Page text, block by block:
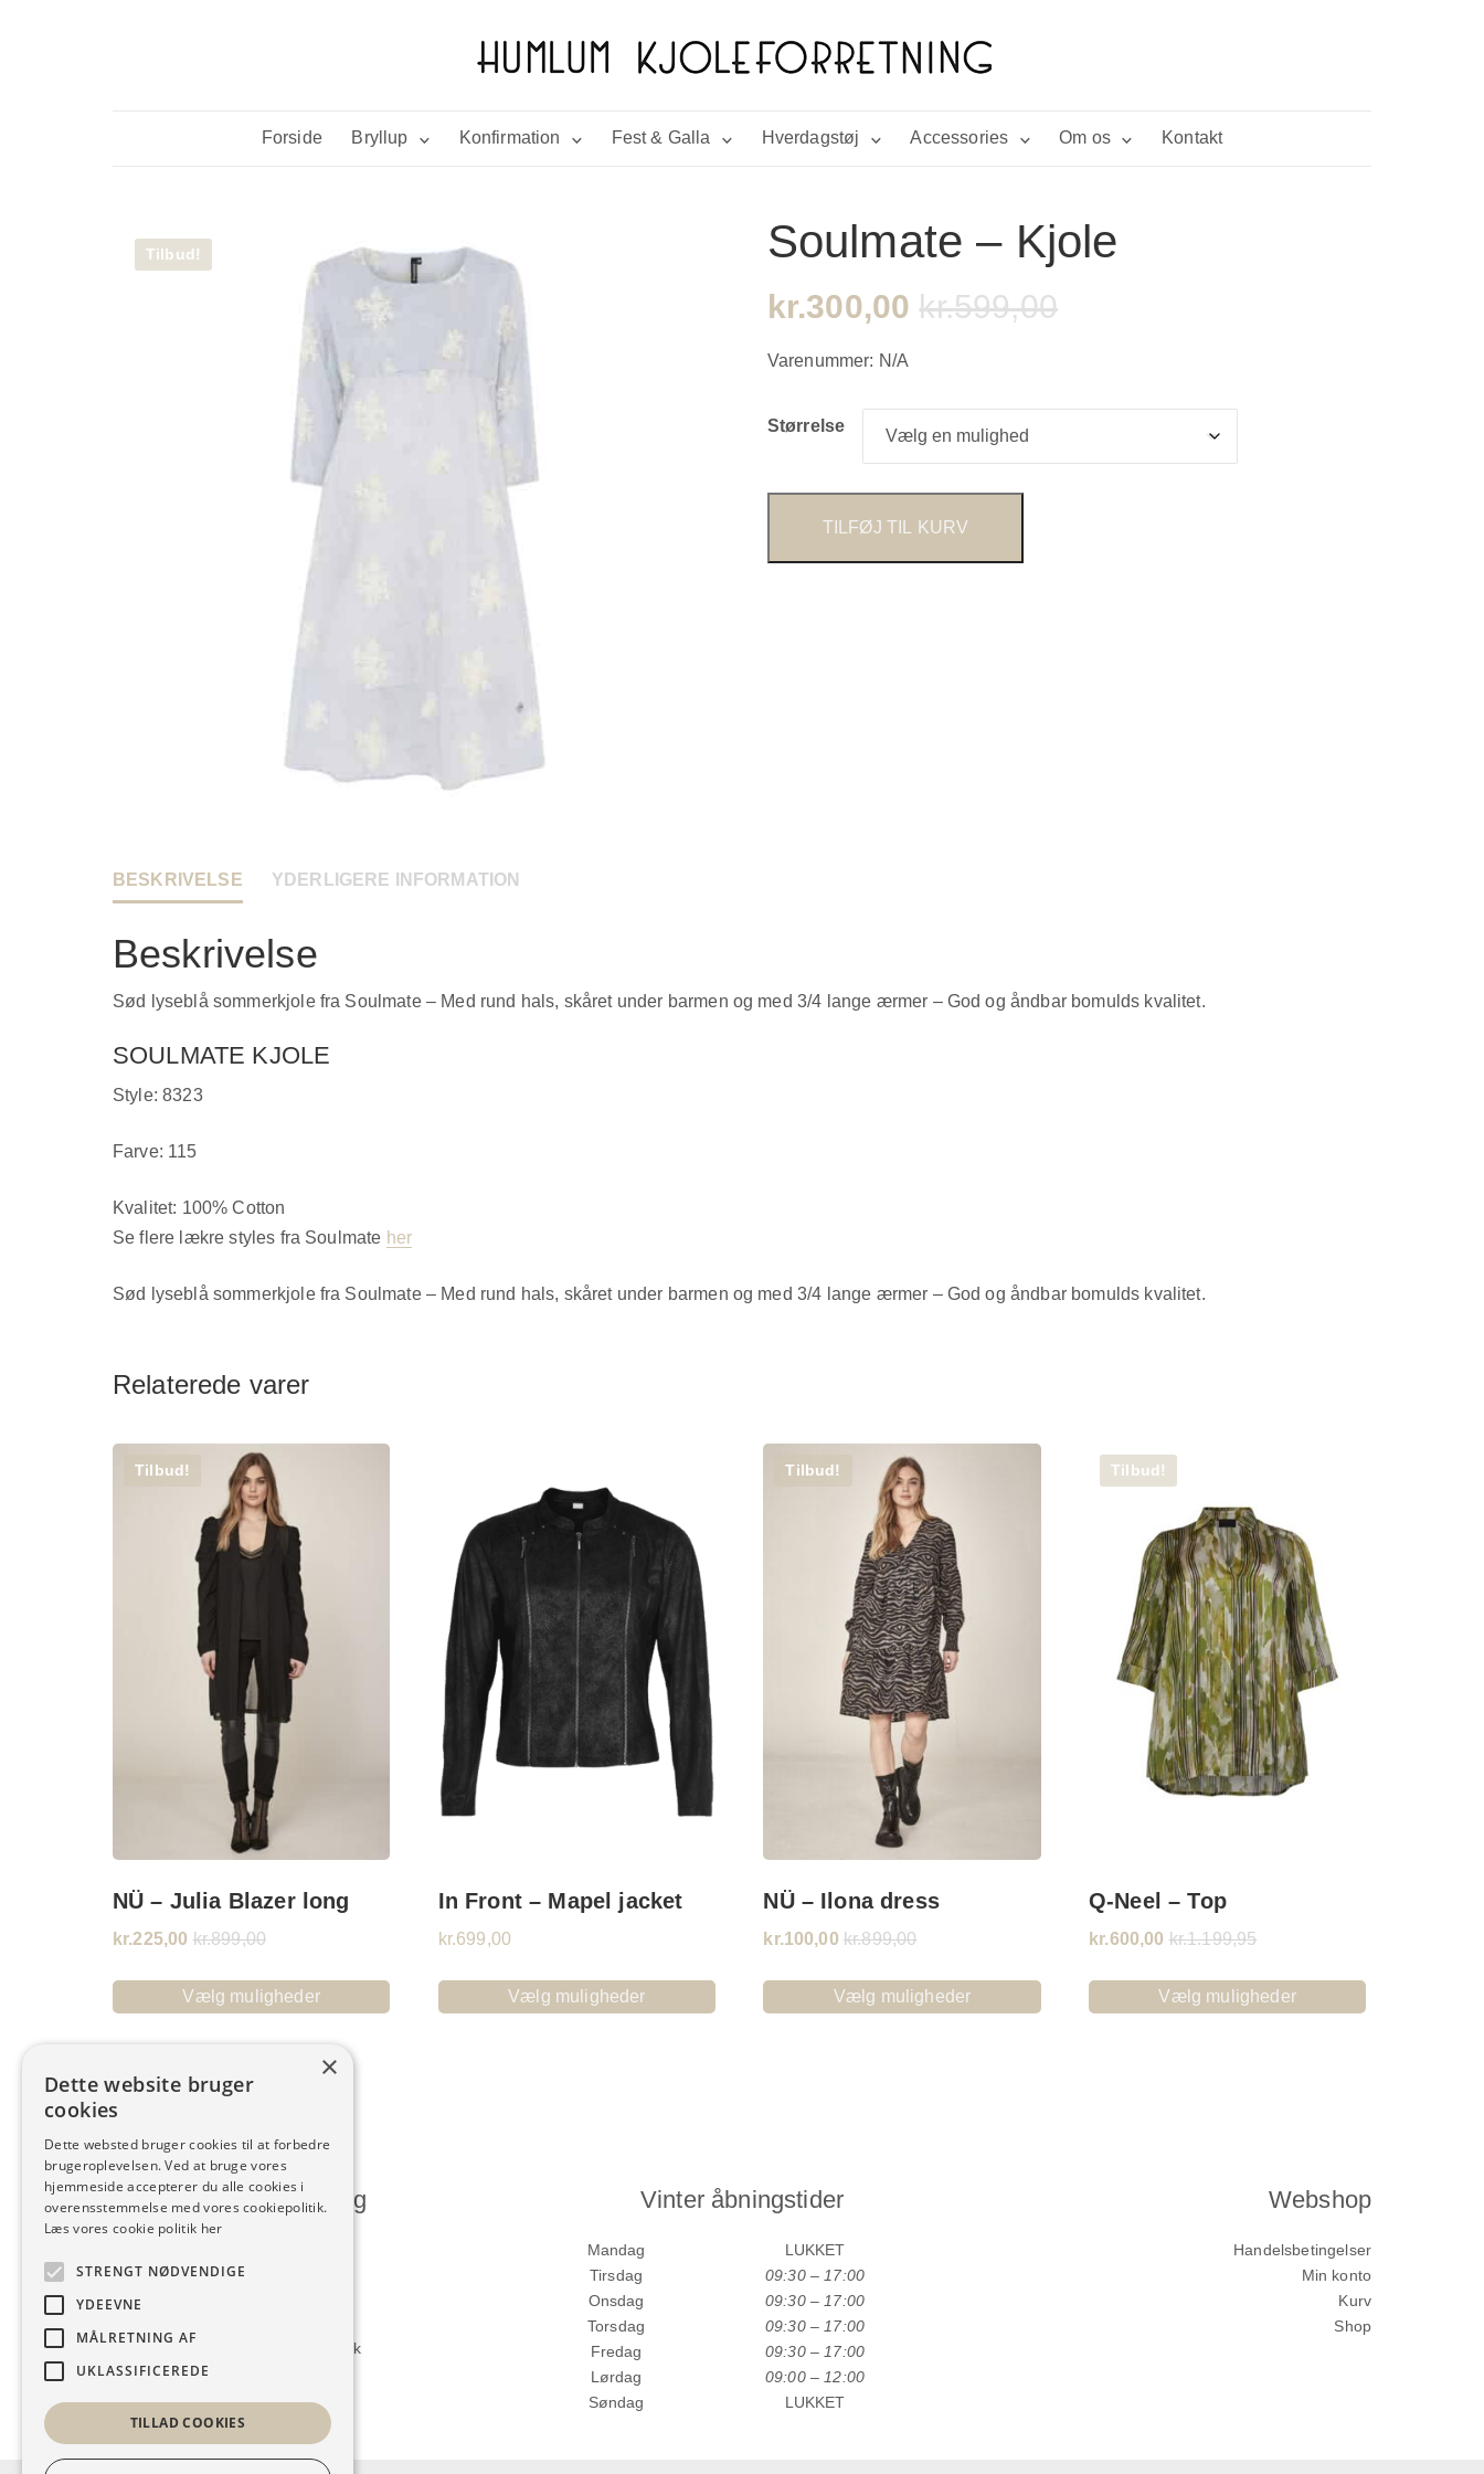
Forside Bryllup Konfirmation Fest & Galla Hverdagstøj Accessories Om os Kontakt
Tilbud! Soulmate – Kjole
kr.300,00 kr.599,00
Varenummer: N/A
Størrelse
TILFØJ TIL KURV
BESKRIVELSE YDERLIGERE INFORMATION
Beskrivelse
Sød lyseblå sommerkjole fra Soulmate – Med rund hals, skåret under barmen og med 3/4 lange ærmer – God og åndbar bomulds kvalitet.
SOULMATE KJOLE
Style: 8323
Farve: 115
Kvalitet: 100% Cotton
Se flere lækre styles fra Soulmate her
Sød lyseblå sommerkjole fra Soulmate – Med rund hals, skåret under barmen og med 3/4 lange ærmer – God og åndbar bomulds kvalitet.
Relaterede varer
Tilbud!
NÜ – Julia Blazer long
kr.225,00 kr.899,00
Vælg muligheder
In Front – Mapel jacket
kr.699,00
Vælg muligheder
Tilbud!
NÜ – Ilona dress
kr.100,00 kr.899,00
Vælg muligheder
Tilbud!
Q-Neel – Top
kr.600,00 kr.1.199,95
Vælg muligheder
Humlum Kjoleforretning
7600 Struer
kontakt@humlumkjoleforretning.dk
Vinter åbningstider
Mandag
LUKKET
Tirsdag
09:30 – 17:00
Onsdag
09:30 – 17:00
Torsdag
09:30 – 17:00
Fredag
09:30 – 17:00
Lørdag
09:00 – 12:00
Søndag
LUKKET
Webshop
Handelsbetingelser
Min konto
Kurv
Shop
×
Dette website bruger
cookies
Dette websted bruger cookies til at forbedre
brugeroplevelsen. Ved at bruge vores
hjemmeside accepterer du alle cookies i
overensstemmelse med vores cookiepolitik.
Læs vores cookie politik her
STRENGT NØDVENDIGE
YDEEVNE
MÅLRETNING AF
UKLASSIFICEREDE
TILLAD COOKIES